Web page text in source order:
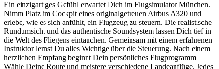
Ein einzigartiges Gefühl erwartet Dich im Flugsimulator München.
Nimm Platz im Cockpit eines originalgetreuen Airbus A320 und
erlebe, wie es sich anfühlt, ein Flugzeug zu steuern. Die realistische
Rundumsicht und das authentische Soundsystem lassen Dich tief in
die Welt des Fliegens eintauchen. Gemeinsam mit einem erfahrenen
Instruktor lernst Du alles Wichtige über die Steuerung. Nach einem
herzlichen Empfang beginnt Dein persönliches Flugprogramm.
Wähle Deine Route und meistere verschiedene Landeanflüge. Jedes